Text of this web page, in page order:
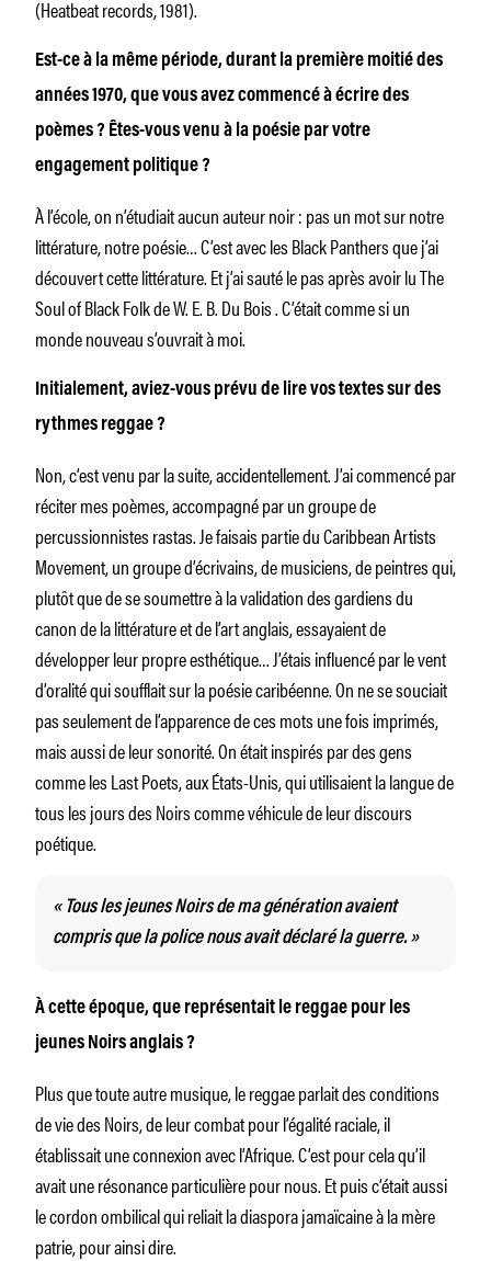
(Heatbeat records, 1981).
Est-ce à la même période, durant la première moitié des
années 1970, que vous avez commencé à écrire des
poèmes ? Êtes-vous venu à la poésie par votre
engagement politique ?
À l’école, on n’étudiait aucun auteur noir : pas un mot sur notre
littérature, notre poésie… C’est avec lesBlackPanthers que j’ai
découvertcettelittérature. Et j’ai sauté le pas après avoir luThe
Soul of Black Folkde W. E. B. Du Bois.C’était comme si un
monde nouveau s’ouvrait à moi.
Initialement, aviez-vous prévu de lire vos textes sur des
rythmes reggae ?
Non, c’est venu par la suite, accidentellement. J’ai commencé par
réciter mes poèmes, accompagné par un groupe de
percussionnistes rastas. Je faisais partie du Caribbean Artists
Movement, un groupe d’écrivains, de musiciens, de peintres qui,
plutôt que de se soumettre à la validation des gardiens du
canon de la littérature et de l’art anglais, essayaient de
développer leur propre esthétique… J’étais influencé par le vent
d’oralité qui soufflait sur la poésie caribéenne. On ne se souciait
pas seulement de l’apparence de ces mots une fois imprimés,
mais aussi de leur sonorité. On était inspirés par des gens
comme les Last Poets, aux États-Unis, qui utilisaient la langue de
tous les jours des Noirs comme véhicule de leur discours
poétique.
« Tous les jeunes Noirs de ma génération avaient
compris que la police nous avait déclaré la guerre. »
À cette époque, que représentait le reggae pour les
jeunes Noirs anglais ?
Plus que toute autre musique, le reggae parlait des conditions
de vie des Noirs, de leur combat pour l’égalité raciale, il
établissait une connexion avec l’Afrique. C’est pour cela qu’il
avait une résonance particulière pour nous. Et puis c’était aussi
le cordon ombilical qui reliait la diaspora jamaïcaine à la mère
patrie, pour ainsi dire.